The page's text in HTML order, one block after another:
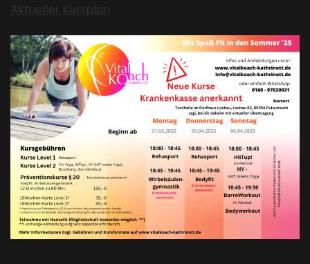
Aktueller Kursplan